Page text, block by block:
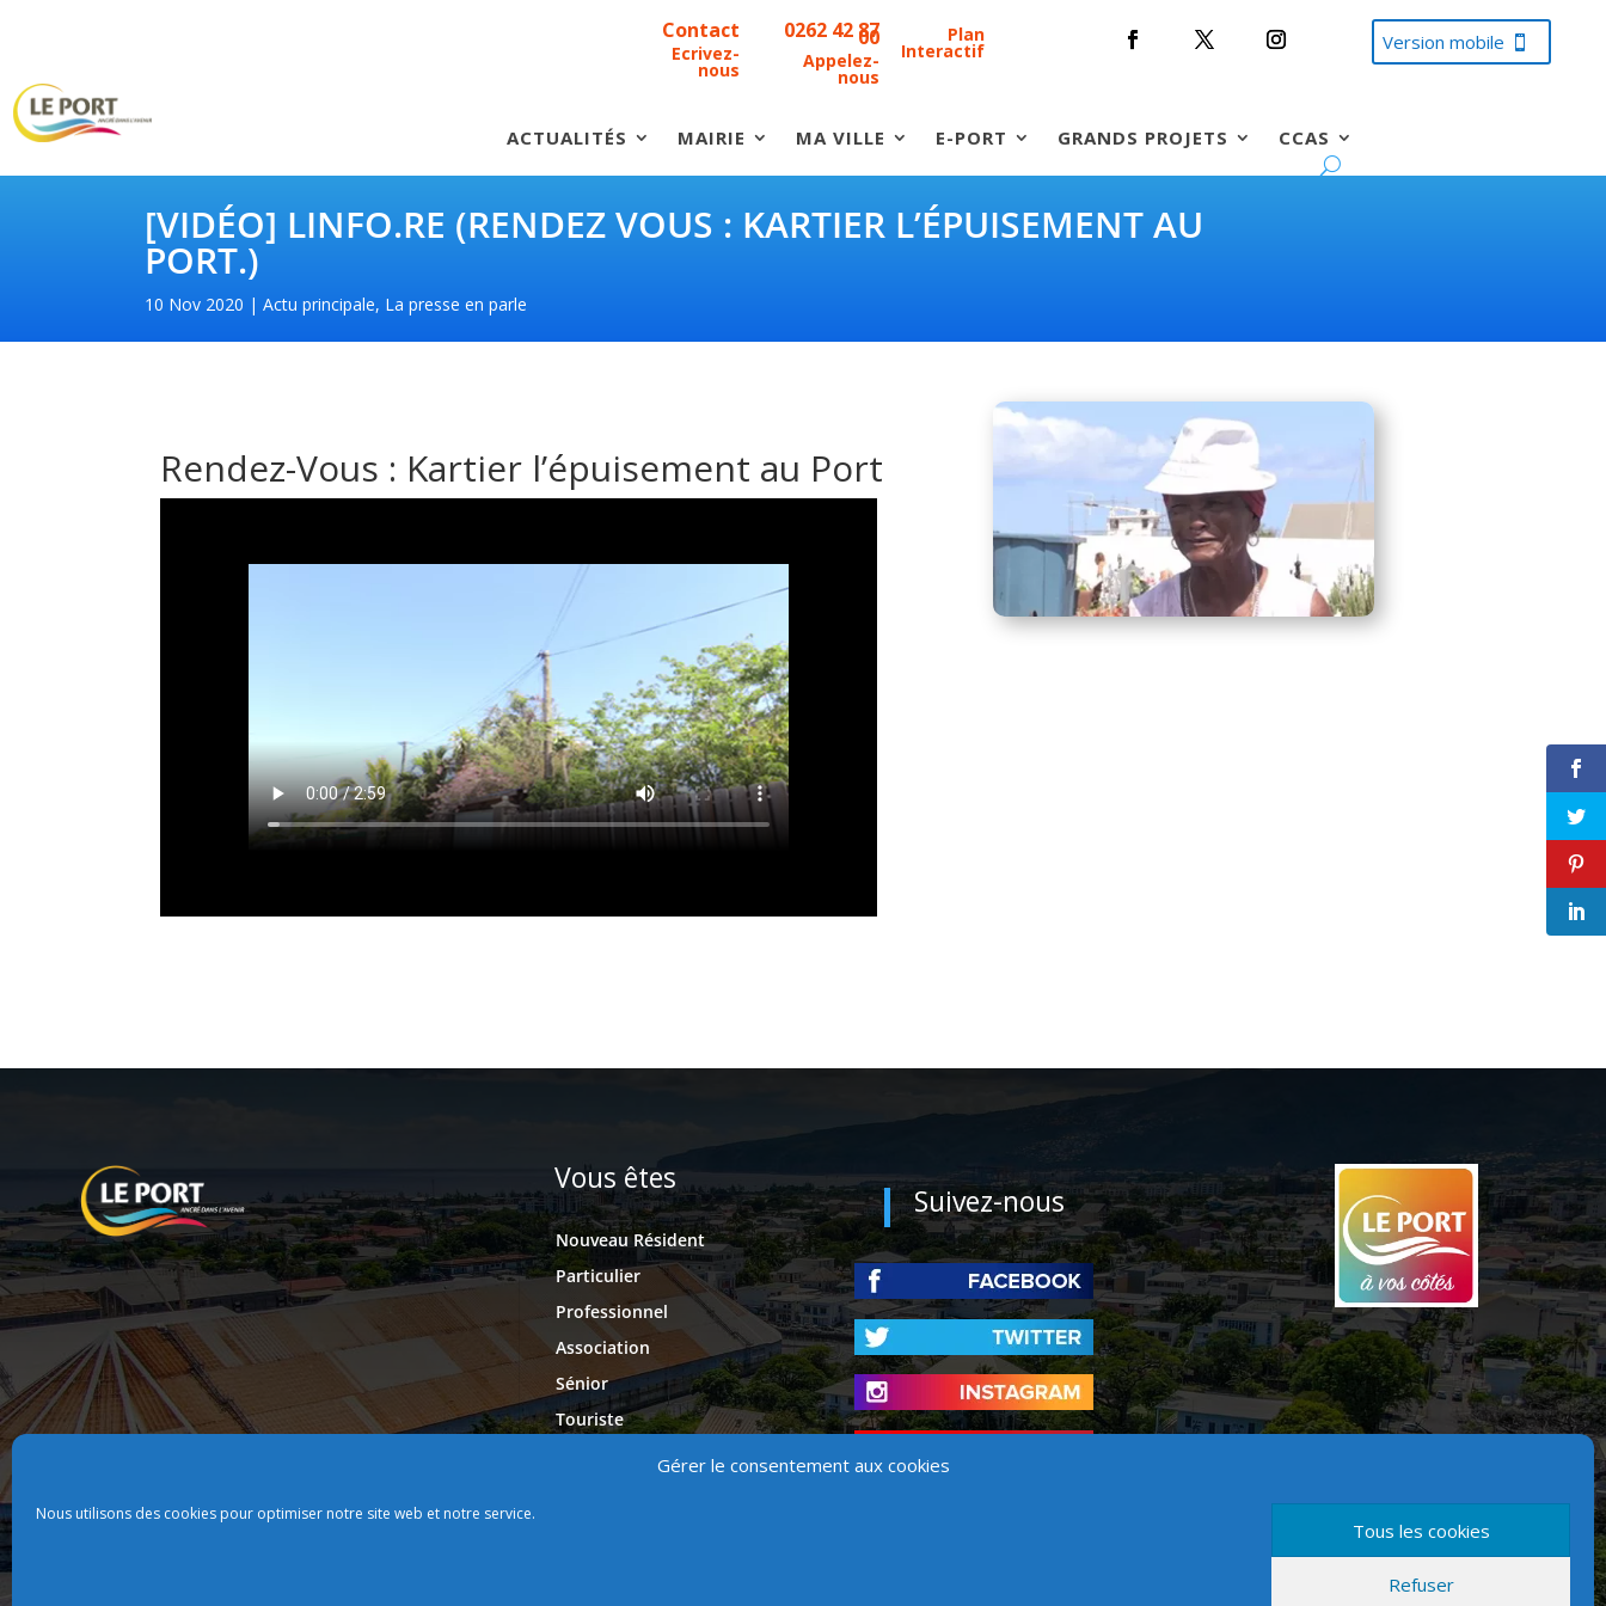
Gérer le consentement aux cookies
Nous utilisons des cookies pour optimiser notre site web et notre service.
Tous les cookies
Refuser
Contact
Ecrivez-
nous
0262 42 87
00
Appelez-
nous
Plan
Interactif Version mobile
ACTUALITÉS MAIRIE MA VILLE E-PORT GRANDS PROJETS CCAS
[VIDÉO] LINFO.RE (RENDEZ VOUS : KARTIER L’ÉPUISEMENT AU
PORT.)
10 Nov 2020 Actu principale, La presse en parle
Rendez-Vous : Kartier l’épuisement au Port
Vous êtes
Nouveau Résident
Particulier
Professionnel
Association
Sénior
Touriste
Suivez-nous
Version mobile